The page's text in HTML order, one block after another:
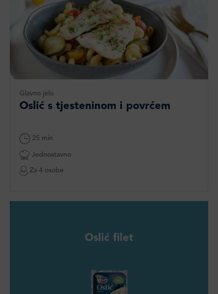
Glavno jelo
Oslić s tjesteninom i povrćem
25 min
Jednostavno
Za 4 osobe
Oslić filet